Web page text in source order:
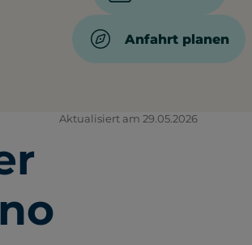
Anfahrt planen
Aktualisiert am 29.05.2026